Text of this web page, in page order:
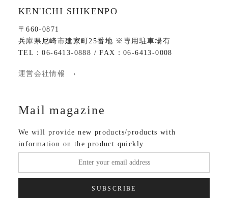
KEN'ICHI SHIKENPO
〒660-0871
兵庫県尼崎市建家町25番地 ※専用駐車場有
TEL：06-6413-0888 / FAX：06-6413-0008
運営会社情報 ›
Mail magazine
We will provide new products/products with
information on the product quickly.
SUBSCRIBE